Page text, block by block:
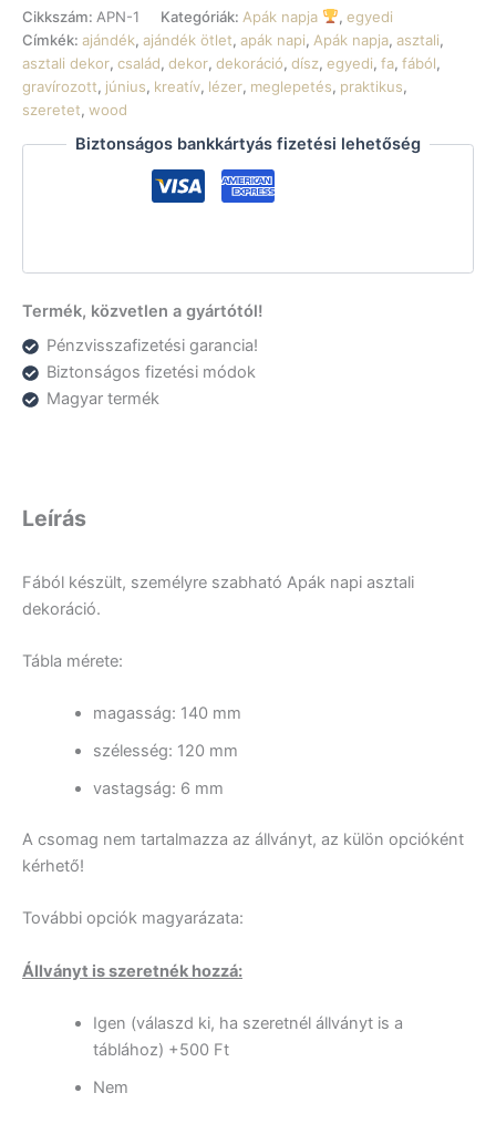
asztaldísz
mennyiség
Cikkszám: APN-1 Kategóriák: Apák napja , egyedi
Címkék: ajándék, ajándék ötlet, apák napi, Apák napja, asztali,
asztali dekor, család, dekor, dekoráció, dísz, egyedi, fa, fából,
gravírozott, június, kreatív, lézer, meglepetés, praktikus,
szeretet, wood
Biztonságos bankkártyás fizetési lehetőség
Termék, közvetlen a gyártótól!
Pénzvisszafizetési garancia!
Biztonságos fizetési módok
Magyar termék
Leírás
Fából készült, személyre szabható Apák napi asztali
dekoráció.
Tábla mérete:
magasság: 140 mm
szélesség: 120 mm
vastagság: 6 mm
A csomag nem tartalmazza az állványt, az külön opcióként
kérhető!
További opciók magyarázata:
Állványt is szeretnék hozzá:
Igen (válaszd ki, ha szeretnél állványt is a
táblához) +500 Ft
Nem